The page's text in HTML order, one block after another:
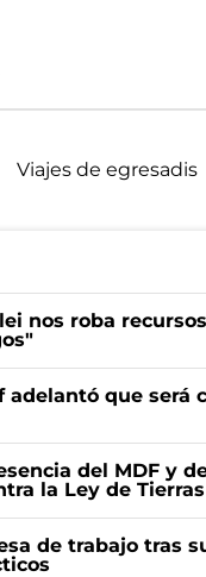
Viajes de egresadis
nos roba
que será
del MDF y
la Ley de Tierras
de trabajo tras